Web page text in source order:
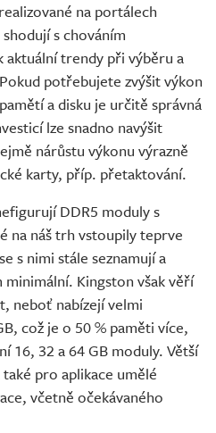
na portálech
s chováním
aktuální trendy při výběru a
potřebujete zvýšit výkon
a disku je určitě správná
lze snadno navýšit
nárůstu výkonu výrazně
karty, příp. přetaktování.
DDR5 moduly s
na náš trh vstoupily teprve
s nimi stále seznamují a
Kingston však věří
neboť nabízejí velmi
což je o 50 % paměti více,
16, 32 a 64 GB moduly. Větší
pro aplikace umělé
včetně očekávaného